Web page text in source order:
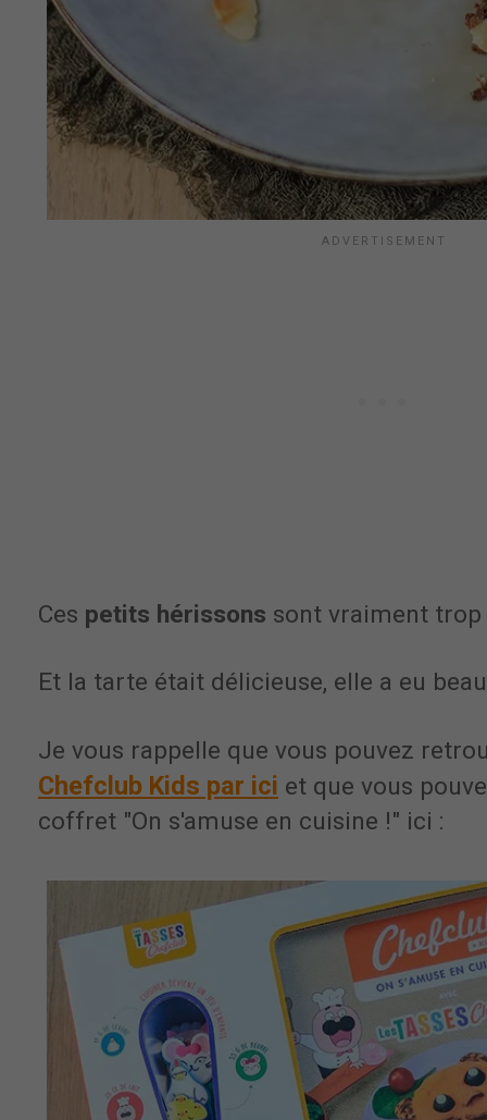
Ces petits hérissons sont vraiment
Et la tarte était délicieuse, elle a eu
Je vous rappelle que vous pouvez
Chefclub Kids par ici et que vous
coffret "On s'amuse en cuisine !" ici :